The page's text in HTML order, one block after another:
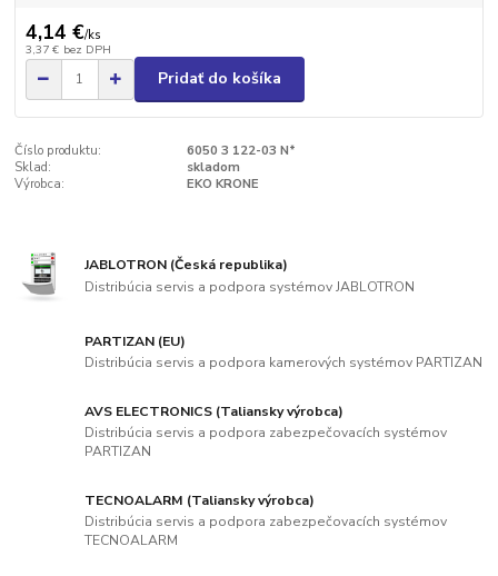
4,14 €/ks
3,37 € bez DPH
Pridať do košíka
Číslo produktu:
6050 3 122-03 N*
Sklad:
skladom
Výrobca:
EKO KRONE
JABLOTRON (Česká republika)
Distribúcia servis a podpora systémov JABLOTRON
PARTIZAN (EU)
Distribúcia servis a podpora kamerových systémov PARTIZAN
AVS ELECTRONICS (Taliansky výrobca)
Distribúcia servis a podpora zabezpečovacích systémov
PARTIZAN
TECNOALARM (Taliansky výrobca)
Distribúcia servis a podpora zabezpečovacích systémov
TECNOALARM